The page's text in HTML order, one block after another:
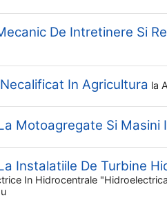
De Intretinere Si
In Agricultura la
Motoagregate Si Masini
Instalatiile De Turbine
In Hidrocentrale